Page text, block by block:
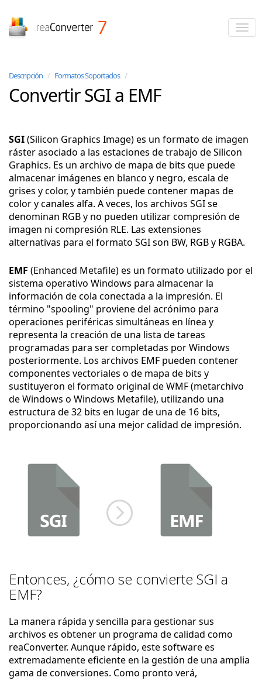
Descripción / Formatos Soportados /
Convertir SGI a EMF
SGI(Silicon Graphics Image) es un formato de imagen
ráster asociado a las estaciones de trabajo de Silicon
Graphics. Es un archivo de mapa de bits que puede
almacenar imágenes en blanco y negro, escala de
grises y color, y también puede contener mapas de
color y canales alfa. A veces, los archivos SGI se
denominan RGB y no pueden utilizar compresión de
imagen ni compresión RLE. Las extensiones
alternativas para el formato SGI son BW, RGB y RGBA.
EMF (Enhanced Metafile) es un formato utilizado por el
sistema operativo Windows para almacenar la
información de cola conectada a la impresión. El
término "spooling" proviene del acrónimo para
operaciones periféricas simultáneas en línea y
representa la creación de una lista de tareas
programadas para ser completadas por Windows
posteriormente. Los archivos EMF pueden contener
componentes vectoriales o de mapa de bits y
sustituyeron el formato original de WMF (metarchivo
de Windows o Windows Metafile), utilizando una
estructura de 32 bits en lugar de una de 16 bits,
proporcionando así una mejor calidad de impresión.
Entonces, ¿cómo se convierte SGI a
EMF?
La manera rápida y sencilla para gestionar sus
archivos es obtener un programa de calidad como
reaConverter. Aunque rápido, este software es
extremadamente eficiente en la gestión de una amplia
gama de conversiones. Como pronto verá,